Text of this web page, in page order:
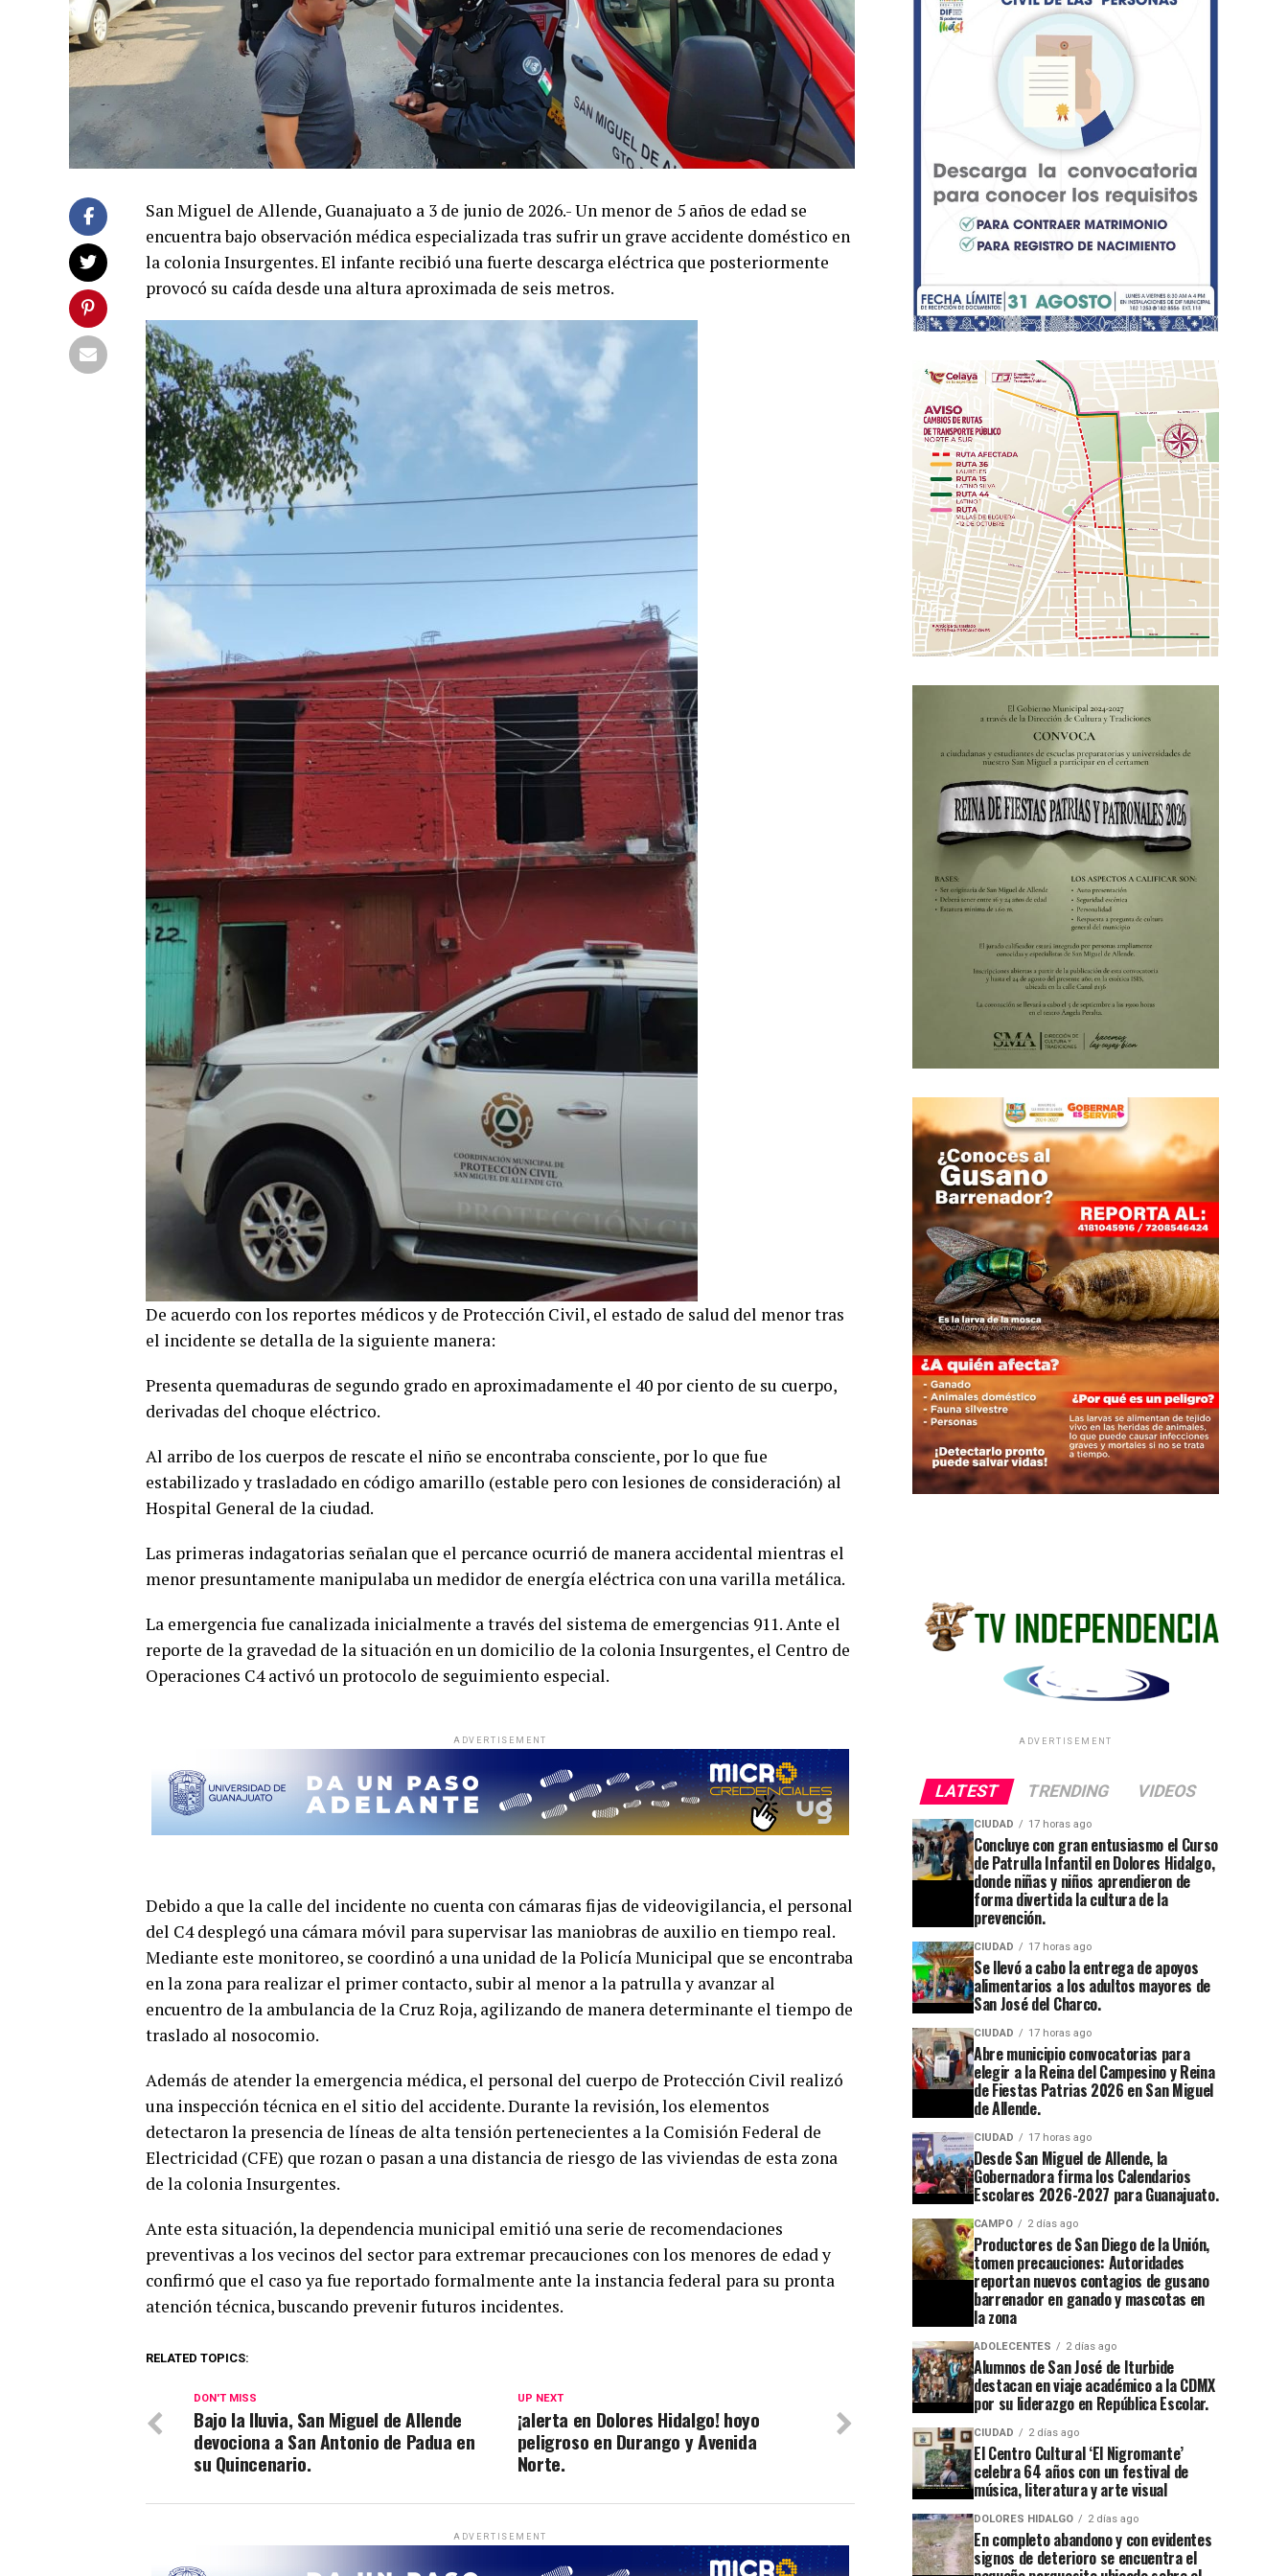
San Miguel de Allende, Guanajuato a 3 de junio de 2026.- Un menor de 5 años de edad se
encuentra bajo observación médica especializada tras sufrir un grave accidente doméstico en
la colonia Insurgentes. El infante recibió una fuerte descarga eléctrica que posteriormente
provocó su caída desde una altura aproximada de seis metros.
De acuerdo con los reportes médicos y de Protección Civil, el estado de salud del menor tras
el incidente se detalla de la siguiente manera:
Presenta quemaduras de segundo grado en aproximadamente el 40 por ciento de su cuerpo,
derivadas del choque eléctrico.
Al arribo de los cuerpos de rescate el niño se encontraba consciente, por lo que fue
estabilizado y trasladado en código amarillo (estable pero con lesiones de consideración) al
Hospital General de la ciudad.
Las primeras indagatorias señalan que el percance ocurrió de manera accidental mientras el
menor presuntamente manipulaba un medidor de energía eléctrica con una varilla metálica.
La emergencia fue canalizada inicialmente a través del sistema de emergencias 911. Ante el
reporte de la gravedad de la situación en un domicilio de la colonia Insurgentes, el Centro de
Operaciones C4 activó un protocolo de seguimiento especial.
ADVERTISEMENT
Debido a que la calle del incidente no cuenta con cámaras fijas de videovigilancia, el personal
del C4 desplegó una cámara móvil para supervisar las maniobras de auxilio en tiempo real.
Mediante este monitoreo, se coordinó a una unidad de la Policía Municipal que se encontraba
en la zona para realizar el primer contacto, subir al menor a la patrulla y avanzar al
encuentro de la ambulancia de la Cruz Roja, agilizando de manera determinante el tiempo de
traslado al nosocomio.
Además de atender la emergencia médica, el personal del cuerpo de Protección Civil realizó
una inspección técnica en el sitio del accidente. Durante la revisión, los elementos
detectaron la presencia de líneas de alta tensión pertenecientes a la Comisión Federal de
Electricidad (CFE) que rozan o pasan a una distancia de riesgo de las viviendas de esta zona
de la colonia Insurgentes.
Ante esta situación, la dependencia municipal emitió una serie de recomendaciones
preventivas a los vecinos del sector para extremar precauciones con los menores de edad y
confirmó que el caso ya fue reportado formalmente ante la instancia federal para su pronta
atención técnica, buscando prevenir futuros incidentes.
RELATED TOPICS:
UP NEXT
¡alerta en Dolores Hidalgo! hoyo
peligroso en Durango y Avenida
Norte.
DON'T MISS
Bajo la lluvia, San Miguel de Allende
devociona a San Antonio de Padua en
su Quincenario.
ADVERTISEMENT
ADVERTISEMENT
LATEST TRENDING VIDEOS
CIUDAD 17 horas ago
Concluye con gran entusiasmo el Curso
de Patrulla Infantil en Dolores Hidalgo,
donde niñas y niños aprendieron de
forma divertida la cultura de la
prevención.
CIUDAD 17 horas ago
Se llevó a cabo la entrega de apoyos
alimentarios a los adultos mayores de
San José del Charco.
CIUDAD 17 horas ago
Abre municipio convocatorias para
elegir a la Reina del Campesino y Reina
de Fiestas Patrias 2026 en San Miguel
de Allende.
CIUDAD 17 horas ago
Desde San Miguel de Allende, la
Gobernadora firma los Calendarios
Escolares 2026-2027 para Guanajuato.
CAMPO 2 días ago
Productores de San Diego de la Unión,
tomen precauciones: Autoridades
reportan nuevos contagios de gusano
barrenador en ganado y mascotas en
la zona
ADOLECENTES 2 días ago
Alumnos de San José de Iturbide
destacan en viaje académico a la CDMX
por su liderazgo en República Escolar.
CIUDAD 2 días ago
El Centro Cultural ‘El Nigromante’
celebra 64 años con un festival de
música, literatura y arte visual
DOLORES HIDALGO 2 días ago
En completo abandono y con evidentes
signos de deterioro se encuentra el